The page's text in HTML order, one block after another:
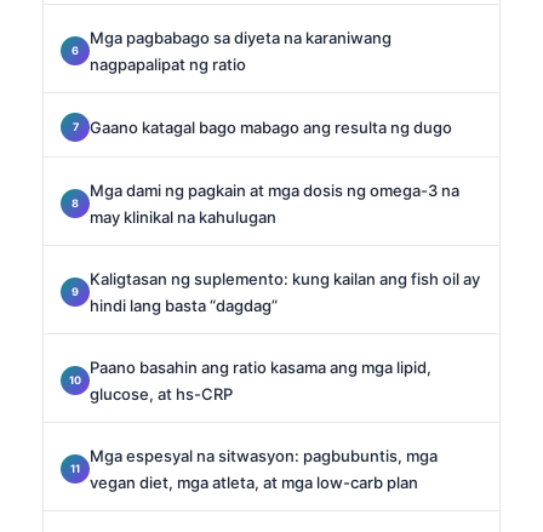
Mga pagbabago sa diyeta na karaniwang
nagpapalipat ng ratio
Gaano katagal bago mabago ang resulta ng dugo
Mga dami ng pagkain at mga dosis ng omega-3 na
may klinikal na kahulugan
Kaligtasan ng suplemento: kung kailan ang fish oil ay
hindi lang basta “dagdag”
Paano basahin ang ratio kasama ang mga lipid,
glucose, at hs-CRP
Mga espesyal na sitwasyon: pagbubuntis, mga
vegan diet, mga atleta, at mga low-carb plan